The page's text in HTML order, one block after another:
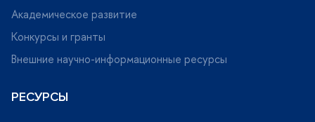
Академическое развитие
Конкурсы и гранты
нешние научно-информационные ресурсы
РЕСУРСЫ